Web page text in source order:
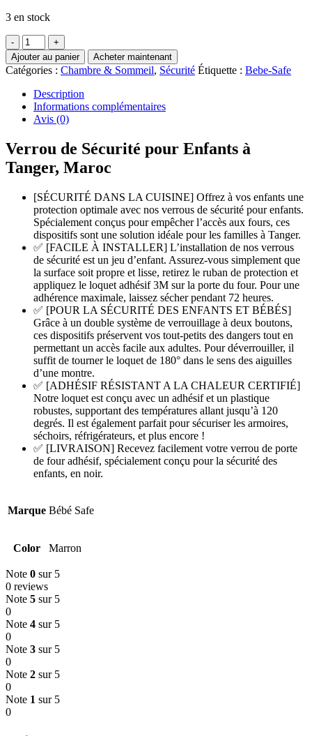
3 en stock
quantité
de
Bloque
porte
Four
Ajouter au panier Acheter maintenant
Catégories : Chambre & Sommeil, Sécurité Étiquette : Bebe-Safe
Description
Informations complémentaires
Avis (0)
Verrou de Sécurité pour Enfants à
Tanger, Maroc
[SÉCURITÉ DANS LA CUISINE] Offrez à vos enfants une
protection optimale avec nos verrous de sécurité pour enfants.
Spécialement conçus pour empêcher l’accès aux fours, ces
dispositifs sont une solution idéale pour les familles à Tanger.
✅ [FACILE À INSTALLER] L’installation de nos verrous
de sécurité est un jeu d’enfant. Assurez-vous simplement que
la surface soit propre et lisse, retirez le ruban de protection et
appliquez le loquet adhésif 3M sur la porte du four. Pour une
adhérence maximale, laissez sécher pendant 72 heures.
✅ [POUR LA SÉCURITÉ DES ENFANTS ET BÉBÉS]
Grâce à un double système de verrouillage à deux boutons,
ces dispositifs préservent vos tout-petits des dangers tout en
permettant un accès facile aux adultes. Pour déverrouiller, il
suffit de tourner le loquet de 180° dans le sens des aiguilles
d’une montre.
✅ [ADHÉSIF RÉSISTANT A LA CHALEUR CERTIFIÉ]
Notre loquet est conçu avec un adhésif et un plastique
robustes, supportant des températures allant jusqu’à 120
degrés. Il est également parfait pour sécuriser les armoires,
séchoirs, réfrigérateurs, et plus encore !
✅ [LIVRAISON] Recevez facilement votre verrou de porte
de four adhésif, spécialement conçu pour la sécurité des
enfants, en noir.
Marque Bébé Safe
Color Marron
Note 0 sur 5
0 reviews
Note 5 sur 5
0
Note 4 sur 5
0
Note 3 sur 5
0
Note 2 sur 5
0
Note 1 sur 5
0